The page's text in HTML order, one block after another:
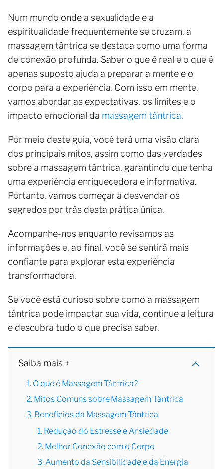
Num mundo onde a sexualidade e a
espiritualidade frequentemente se cruzam, a
massagem tântrica se destaca como uma forma
de conexão profunda. Saber o que é real e o que é
apenas suposto ajuda a preparar a mente e o
corpo para a experiência. Com isso em mente,
vamos abordar as expectativas, os limites e o
impacto emocional da massagem tântrica.
Por meio deste guia, você terá uma visão clara
dos principais mitos, assim como das verdades
sobre a massagem tântrica, garantindo que tenha
uma experiência enriquecedora e informativa.
Portanto, vamos começar a desvendar os
segredos por trás desta prática única.
Acompanhe-nos enquanto revisamos as
informações e, ao final, você se sentirá mais
confiante para explorar esta experiência
transformadora.
Se você está curioso sobre como a massagem
tântrica pode impactar sua vida, continue a leitura
e descubra tudo o que precisa saber.
Saiba mais +
1. O que é Massagem Tântrica?
2. Mitos Comuns sobre Massagem Tântrica
3. Benefícios da Massagem Tântrica
1. Redução do Estresse e Ansiedade
2. Melhor Conexão com o Corpo
3. Aumento da Sensibilidade e da Energia